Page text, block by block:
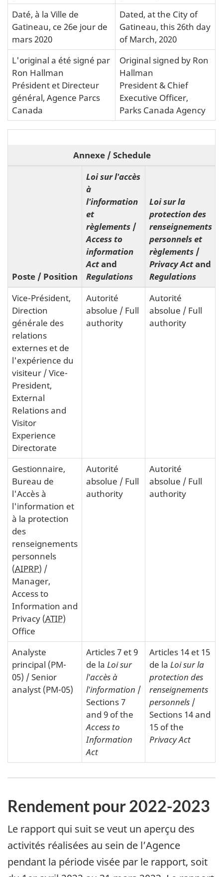
Daté, à la Ville de
Gatineau, ce 26e jour de
mars 2020
Dated, at the City of
Gatineau, this 26th day
of March, 2020
L'original a été signé par
Ron Hallman
Président et Directeur
général, Agence Parcs
Canada
Original signed by Ron
Hallman
President & Chief
Executive Officer,
Parks Canada Agency
Annexe / Schedule
Poste / Position
Loi sur l'accès
à
l'information
et
règlements /
Access to
information
Actand
Regulations
Loi sur la
protection des
renseignements
personnels et
règlements /
Privacy Actand
Regulations
Vice-Président,
Direction
générale des
relations
externes et de
l'expérience du
visiteur /Vice-
President,
External
Relations and
Visitor
Experience
Directorate
Autorité
absolue / Full
authority
Autorité
absolue / Full
authority
Gestionnaire,
Bureau de
l'Accès à
l'information et
à la protection
des
renseignements
personnels
(AIPRP) /
Manager,
Access to
Information and
Privacy (ATIP)
Office
Autorité
absolue / Full
authority
Autorité
absolue / Full
authority
Analyste
principal (PM-
05) /Senior
analyst (PM-05)
Articles 7 et 9
de la Loi sur
l'accès à
l'information /
Sections 7
and 9 of the
Access to
Information
Act
Articles 14 et 15
de la Loi sur la
protection des
renseignements
personnels /
Sections 14 and
15 of the
Privacy Act
Rendement pour 2022-2023
Le rapport qui suit se veut un aperçu des
activités réalisées au sein de l’Agence
pendant la période visée par le rapport, soit